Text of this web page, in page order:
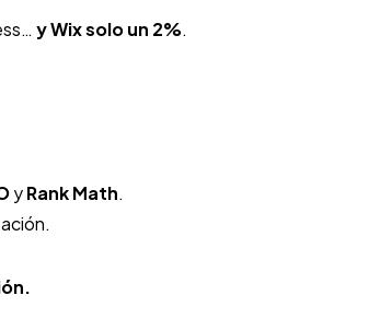
y Wix solo un 2%.
yRank Math.